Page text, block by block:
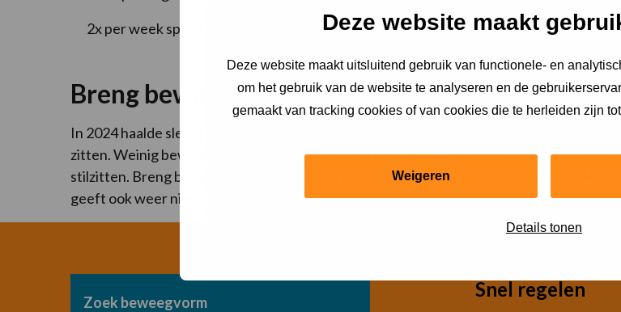
Deze website maakt
Deze website maakt uitsluitend gebruik van functionele- en
om het gebruik van de website te analyseren en de
gemaakt van tracking cookies of van cookies die te herleiden zijn
Weigeren
Details tonen
2x per week spier- en botversterkende oefeningen (zoals volleybal, buiten spelen,
Breng beweging in je dag
In 2024 haalde slechts 46% van de Nederlanders van 4 jaar en ouder de aanbevolen
zitten. Weinig bewegen en veel langdurig zitten hebben nadelige
stilzitten. Breng beweging in je dag! Heb je een zittend beroep of zit je op school? Het
geeft ook weer nieuwe energie.
Zoek beweegvorm
Snel regelen